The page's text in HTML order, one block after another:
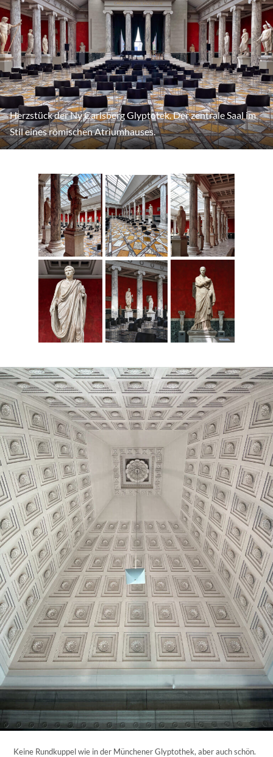
Herzstück der Ny Carlsberg Glyptotek. Der zentrale Saal im
Stil eines römischen Atriumhauses.
Keine Rundkuppel wie in der Münchener Glyptothek, aber auch schön.